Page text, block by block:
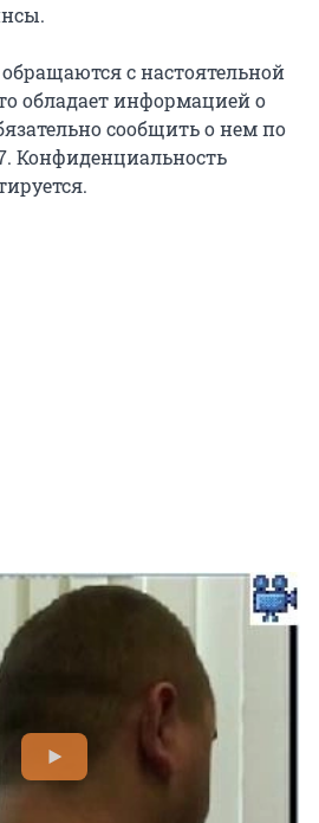
с настоятельной
обладает информацией о
сообщить о нем по
Конфиденциальность